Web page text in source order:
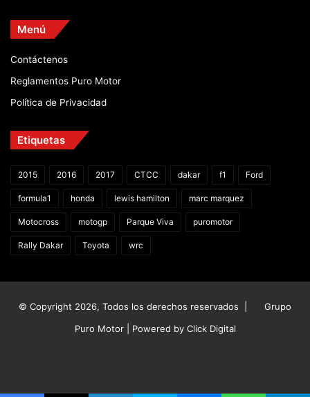
Menú
Contáctenos
Reglamentos Puro Motor
Política de Privacidad
Etiquetas
2015 2016 2017 CTCC dakar f1 Ford
formula1 honda lewis hamilton marc marquez
Motocross motogp Parque Viva puromotor
Rally Dakar Toyota wrc
© Copyright 2026, Todos los derechos reservados |
Grupo
Puro Motor | Powered by Click Digital